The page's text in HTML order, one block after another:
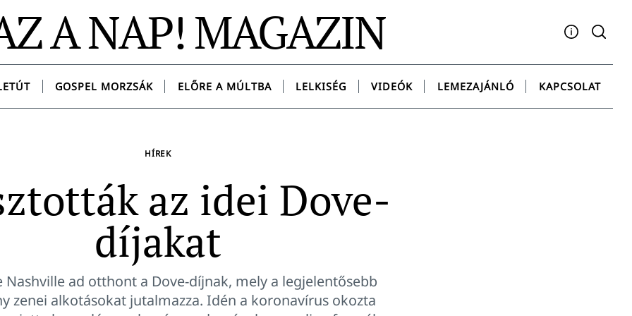
A NAP! MAGAZIN
Facebook
YouTubeInstagram
TwitterSpotify
GOSPEL MORZSÁK ELŐRE A MÚLTBA LELKISÉG VIDEÓK LEMEZAJÁNLÓ KAPCSOLAT
HÍREK
az idei Dove-
díjakat
Nashville ad otthont a Dove-díjnak, mely a legjelentősebb
zenei alkotásokat jutalmazza. Idén a koronavírus okozta